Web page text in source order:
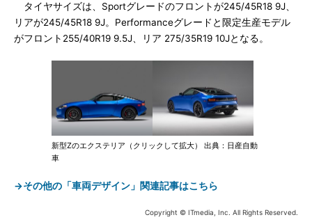
タイヤサイズは、Sportグレードのフロントが245/45R18 9J、
リアが245/45R18 9J。Performanceグレードと限定生産モデル
がフロント255/40R19 9.5J、リア 275/35R19 10Jとなる。
新型Zのエクステリア（クリックして拡大） 出典：日産自動
車
→その他の「車両デザイン」関連記事はこちら
Copyright © ITmedia, Inc. All Rights Reserved.